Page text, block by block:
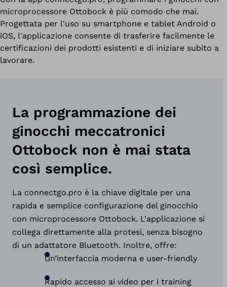
microprocessore Ottobock è più comodo che mai.
Progettata per l'uso su smartphone e tablet Android o
iOS, l'applicazione consente di trasferire facilmente le
certificazioni dei prodotti esistenti e di iniziare subito a
lavorare.
La programmazione dei
ginocchi meccatronici
Ottobock non è mai stata
così semplice.
La connectgo.pro è la chiave digitale per una
rapida e semplice configurazione del ginocchio
con microprocessore Ottobock. L'applicazione si
collega direttamente alla protesi, senza bisogno
di un adattatore Bluetooth. Inoltre, offre:
Un’interfaccia moderna e user-friendly
Rapido accesso ai video per i training